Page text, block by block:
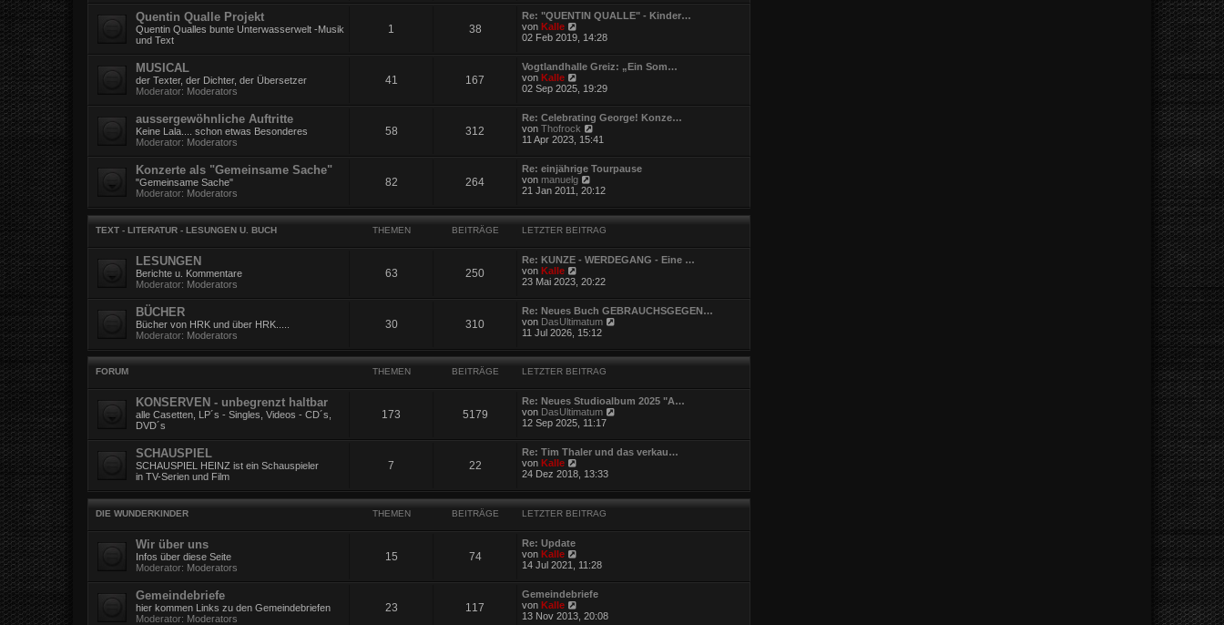
a
g
e
i
r
a
g
e
s
e
B
e
t
r
a
g
Quentin Qualle Projekt
Quentin Qualles bunte Unterwasserwelt -Musik
und Text
1 38
Re: "QUENTIN QUALLE" - Kinder…
vonKalle
e
s
e
B
e
i
t
r
a
g
02 Feb 2019, 14:28
MUSICAL
der Texter, der Dichter, der Übersetzer
Moderator: Moderators
41 167
Vogtlandhalle Greiz: „Ein Som…
vonKalle
e
s
t
e
e
i
r
a
g
02 Sep 2025, 19:29
aussergewöhnliche Auftritte
Keine Lala.... schon etwas Besonderes
Moderator: Moderators
58 312
Re: Celebrating George! Konze…
vonThofrock
e
e
s
e
B
e
t
r
g
11 Apr 2023, 15:41
Konzerte als "Gemeinsame Sache"
"Gemeinsame Sache"
Moderator: Moderators
82 264
Re: einjährige Tourpause
vonmanuelg
e
e
s
t
r
B
e
i
t
r
a
g
21 Jan 2011, 20:12
TEXT - LITERATUR - LESUNGEN U. BUCH THEMEN BEITRÄGE LETZTER BEITRAG
LESUNGEN
Berichte u. Kommentare
Moderator: Moderators
63 250
Re: KUNZE - WERDEGANG - Eine …
vonKalle
e
e
s
t
e
B
e
t
r
a
23 Mai 2023, 20:22
BÜCHER
Bücher von HRK und über HRK.....
Moderator: Moderators
30 310
Re: Neues Buch GEBRAUCHSGEGEN…
von DasUltimatum
e
s
r
B
t
r
11 Jul 2026, 15:12
FORUM THEMEN BEITRÄGE LETZTER BEITRAG
KONSERVEN - unbegrenzt haltbar
alle Casetten, LP´s - Singles, Videos - CD´s,
DVD´s
173 5179
Re: Neues Studioalbum 2025 "A…
von DasUltimatum
e
s
B
t
12 Sep 2025, 11:17
SCHAUSPIEL
SCHAUSPIEL HEINZ ist ein Schauspieler
in TV-Serien und Film
7 22
Re: Tim Thaler und das verkau…
vonKalle
e
e
s
t
e
i
t
r
g
24 Dez 2018, 13:33
DIE WUNDERKINDER THEMEN BEITRÄGE LETZTER BEITRAG
Wir über uns
Infos über diese Seite
Moderator: Moderators
15 74
Re: Update
vonKalle
e
e
s
e
14 Jul 2021, 11:28
Gemeindebriefe
hier kommen Links zu den Gemeindebriefen
Moderator: Moderators
23 117
Gemeindebriefe
vonKalle
e
13 Nov 2013, 20:08